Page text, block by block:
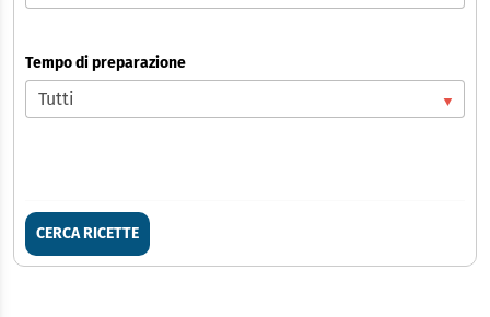
Tempo di preparazione
CERCA RICETTE